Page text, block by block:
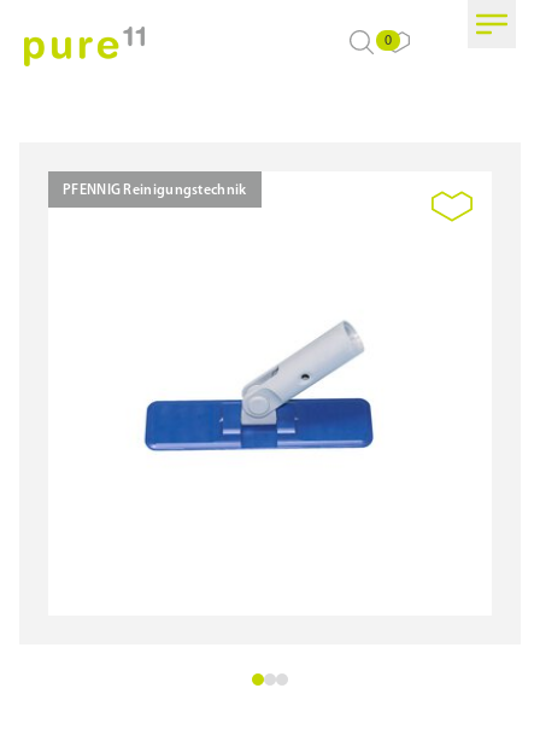
0
PFENNIG Reinigungstechnik